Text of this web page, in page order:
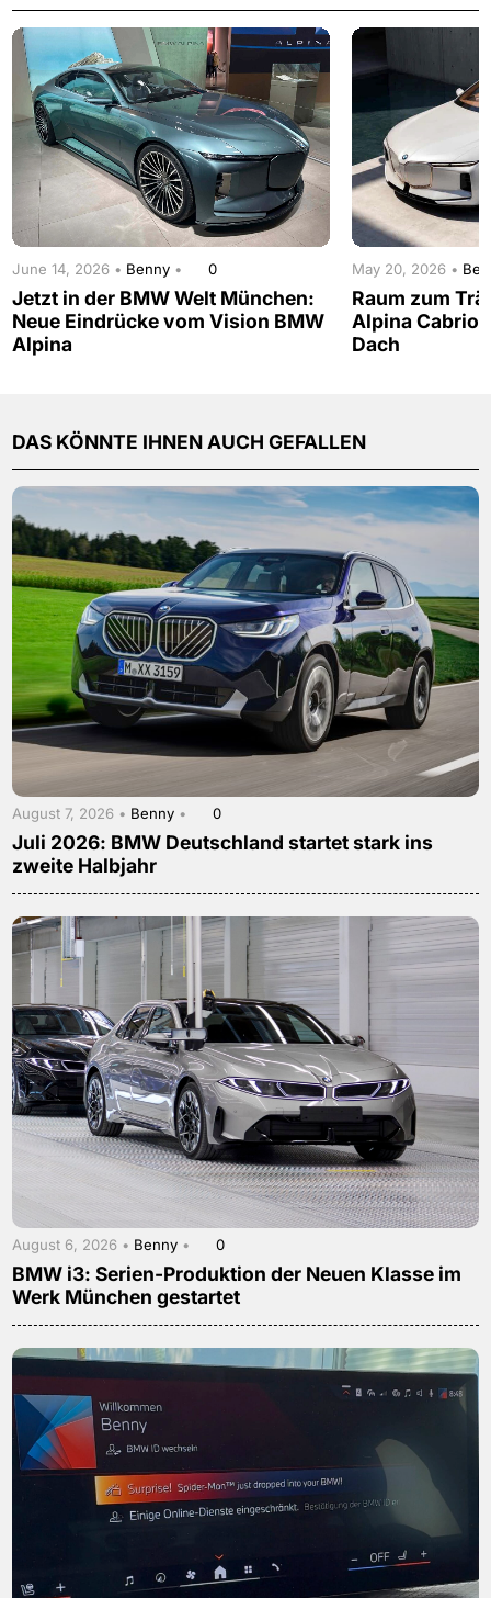
June 14, 2026 • Benny • 0
Jetzt in der BMW Welt München:
Neue Eindrücke vom Vision BMW
Alpina
May 20, 2026 •
Raum zum
Alpina Cabrio
Dach
DAS KÖNNTE IHNEN AUCH GEFALLEN
August 7, 2026 • Benny • 0
Juli 2026: BMW Deutschland startet stark ins
zweite Halbjahr
August 6, 2026 • Benny • 0
BMW i3: Serien-Produktion der Neuen Klasse im
Werk München gestartet